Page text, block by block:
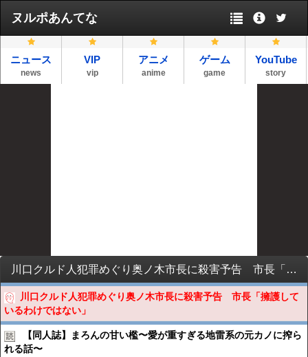
ヌルポあんてな
ニュース
news
VIP
vip
アニメ
anime
ゲーム
game
YouTube
story
川口クルド人犯罪めぐり奥ノ木市長に殺害予告 市長「擁護しているわけではない」
川口クルド人犯罪めぐり奥ノ木市長に殺害予告 市長「擁護して
いるわけではない」
【同人誌】まろんの甘い檻〜愛が重すぎる地雷系の元カノに搾ら
れる話〜